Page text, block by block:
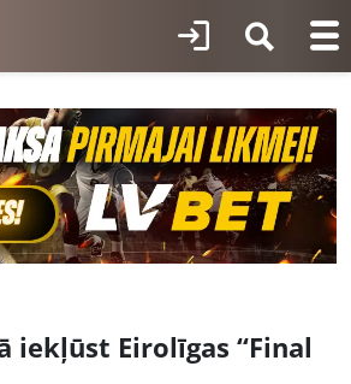
iekļūst Eirolīgas “Final